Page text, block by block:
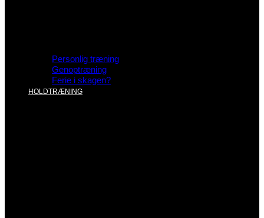
Personlig træning
Genoptræning
Ferie i skagen?
HOLDTRÆNING